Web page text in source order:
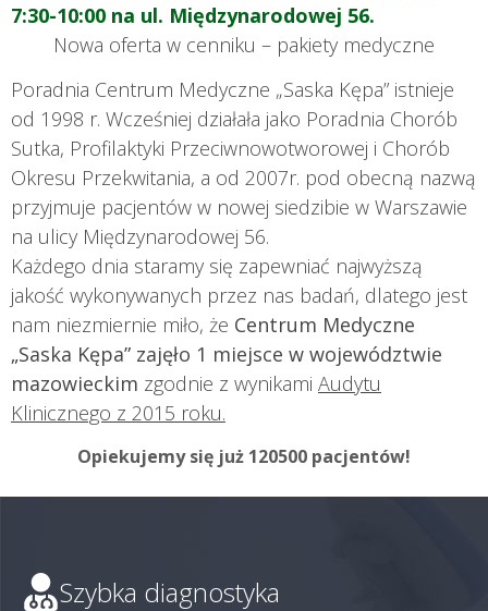
7:30-10:00 na ul. Międzynarodowej 56.
Nowa oferta w cenniku – pakiety medyczne
Poradnia Centrum Medyczne „Saska Kępa” istnieje
od 1998 r. Wcześniej działała jako Poradnia Chorób
Sutka, Profilaktyki Przeciwnowotworowej i Chorób
Okresu Przekwitania, a od 2007r. pod obecną nazwą
przyjmuje pacjentów w nowej siedzibie w Warszawie
na ulicy Międzynarodowej 56.
Każdego dnia staramy się zapewniać najwyższą
jakość wykonywanych przez nas badań, dlatego jest
nam niezmiernie miło, że Centrum Medyczne
„Saska Kępa” zajęło 1 miejsce w województwie
mazowieckim zgodnie z wynikami Audytu
Klinicznego z 2015 roku.
Opiekujemy się już 120500 pacjentów!
Szybka diagnostyka